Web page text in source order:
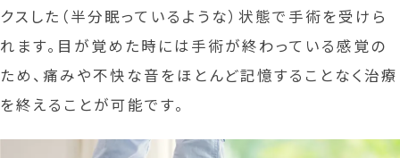
クスした（半分眠っているような）状態で手術を受けら
れます。目が覚めた時には手術が終わっている感覚の
ため、痛みや不快な音をほとんど記憶することなく治療
を終えることが可能です。